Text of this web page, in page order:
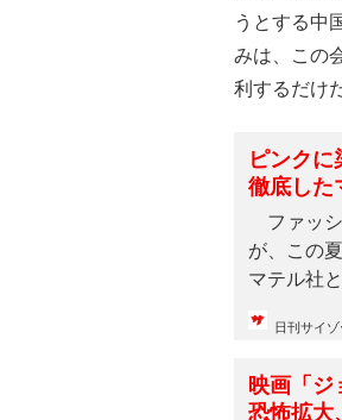
うとする中
みは、この
利するだけ
ピンクに
徹底した
ファッシ
が、この
マテル社
日刊サイゾ
映画「
恐怖拡大